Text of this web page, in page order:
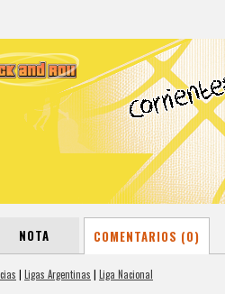
NOTA COMENTARIOS (0)
| Ligas Argentinas | Liga Nacional